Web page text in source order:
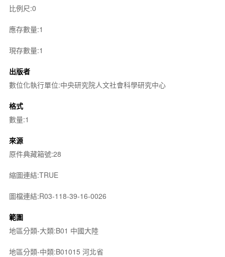
比例尺:0
應存數量:1
現存數量:1
出版者
數位化執行單位:中央研究院人文社會科學研究中心
格式
數量:1
來源
原件典藏箱號:28
縮圖連結:TRUE
圖檔連結:R03-118-39-16-0026
範圍
地區分類-大類:B01 中國大陸
地區分類-中類:B01015 河北省